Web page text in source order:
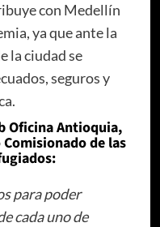
con Medellín
ya que ante la
la ciudad se
seguros y
Oficina Antioquia,
de las
para poder
cada uno de